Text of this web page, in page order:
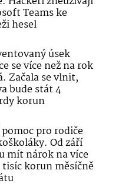
Teams ke
hesel
úsek
se více než na rok
Začala se vlnit,
bude stát 4
korun
pro rodiče
Od září
mít nárok na více
tisíc korun měsíčně